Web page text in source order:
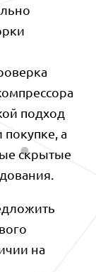
подход
а
скрытые
⠀
на